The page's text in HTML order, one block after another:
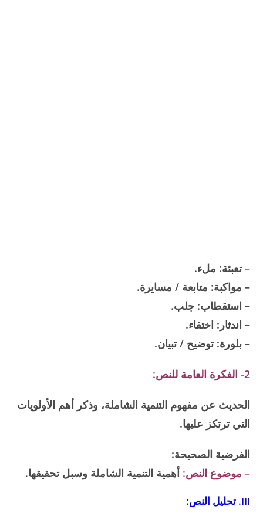
– تعبئة: ملء.
– مواكبة: متابعة / مسايرة.
– استقطاب: جلب.
– اندثار: اختفاء.
– بلورة: توضيح / تبيان.
2- الفكرة العامة للنص:
الحديث عن مفهوم التنمية الشاملة، وذكر أهم الأولويات
التي ترتكز عليها.
الفرضية الصحيحة:
– موضوع النص: أهمية التنمية الشاملة وسبل تحقيقها.
III. تحليل النص: